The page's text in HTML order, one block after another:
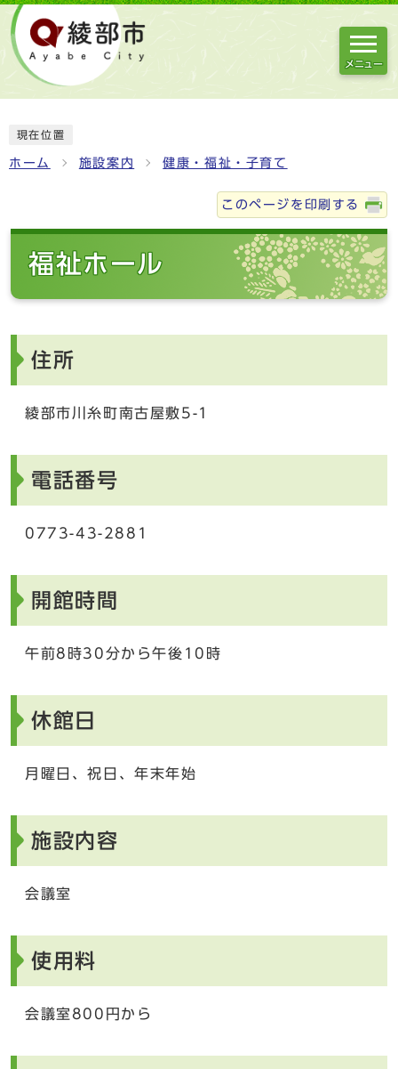
メニュー
現在位置
ホーム 施設案内 健康・福祉・子育て
このページを印刷する
福祉ホール
住所
綾部市川糸町南古屋敷5-1
電話番号
0773-43-2881
開館時間
午前8時30分から午後10時
休館日
月曜日、祝日、年末年始
施設内容
会議室
使用料
会議室800円から